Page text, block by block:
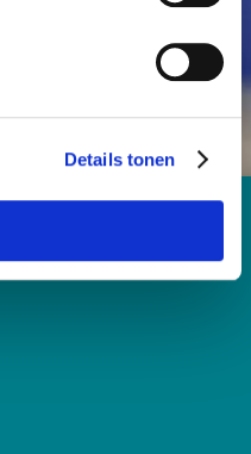
Details tonen